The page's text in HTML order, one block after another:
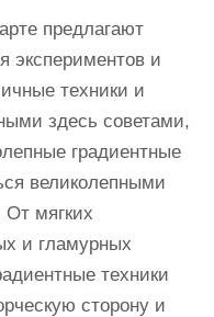
предлагают
экспериментов и
техники и
здесь советами,
градиентные
великолепными
мягких
и гламурных
техники
сторону и